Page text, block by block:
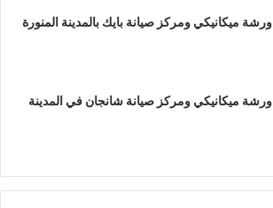
ورشة ميكانيكي ومركز صيانة بايك بالمدينة المنورة
ورشة ميكانيكي ومركز صيانة شانجان في المدينة